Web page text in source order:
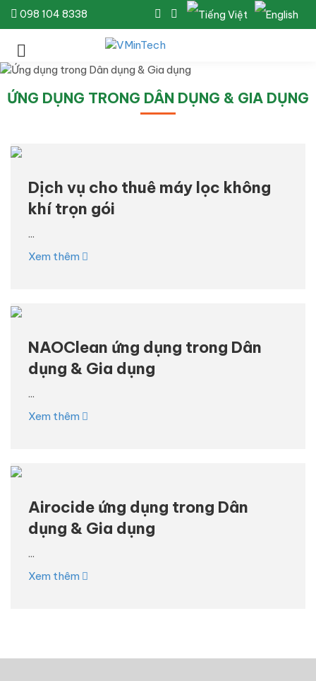
098 104 8338
ỨNG DỤNG TRONG DÂN DỤNG & GIA DỤNG
Dịch vụ cho thuê máy lọc không
khí trọn gói
...
Xem thêm
NAOClean ứng dụng trong Dân
dụng & Gia dụng
...
Xem thêm
Airocide ứng dụng trong Dân
dụng & Gia dụng
...
Xem thêm